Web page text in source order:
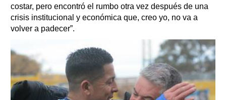
costar, pero encontró el rumbo otra vez después de una
crisis institucional y económica que, creo yo, no va a
volver a padecer”.